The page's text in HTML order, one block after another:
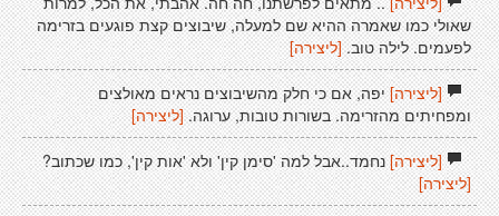
שאולי כמו שאמרה ההיא שם למעלה, שיבוצים קצת פוגעים בזרימה
לפעמים. לילה טוב. [ליצירה]
[ליצירה]יפה, אם כי חלק מהשיבוצים נראים מאולצים
ומפחיתים מהזרימה. בשורות טובות, ערוגה.[ליצירה]
[ליצירה]נחמד..אבל למה 'סימן קין' ולא 'אות קין', כמו שכתוב?
[ליצירה]